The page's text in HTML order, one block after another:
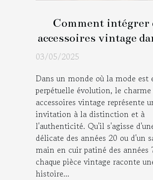
Comment intégrer
accessoires vintage
tenue moderne
03/05/2025
Dans un monde où la mode est
perpétuelle évolution, le charme
accessoires vintage représente
invitation à la distinction et à
l'authenticité. Qu'il s'agisse
délicate des années 20 ou d'un
main en cuir patiné des années
chaque pièce vintage raconte
histoire...